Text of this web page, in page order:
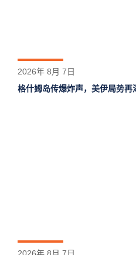
2026年 8月 7日
格什姆岛‌传爆炸声，美伊局势